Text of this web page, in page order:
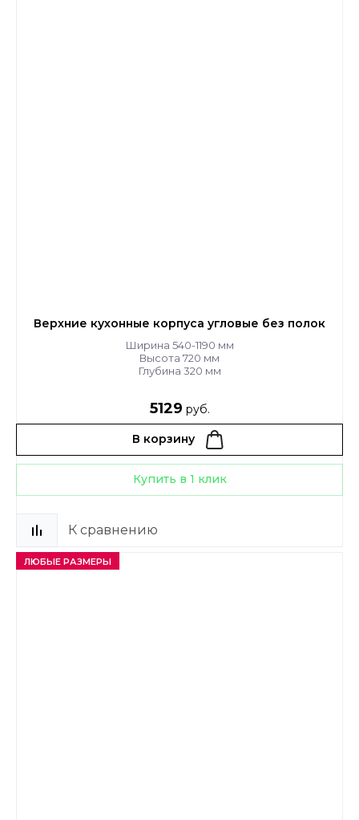
Верхние кухонные корпуса угловые без полок
Ширина 540-1190 мм
Высота 720 мм
Глубина 320 мм
5129 руб.
В корзину
Купить в 1 клик
К сравнению
ЛЮБЫЕ РАЗМЕРЫ